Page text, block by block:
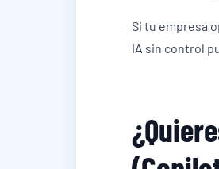
Si tu empresa
IA sin control